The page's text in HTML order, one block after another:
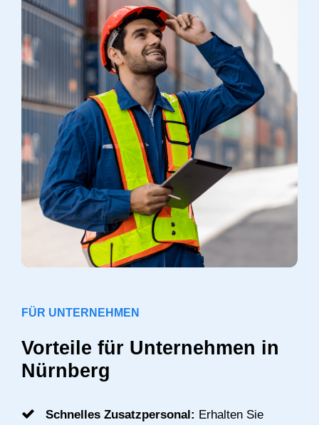
FÜR UNTERNEHMEN
Vorteile für Unternehmen in
Nürnberg
Schnelles Zusatzpersonal: Erhalten Sie